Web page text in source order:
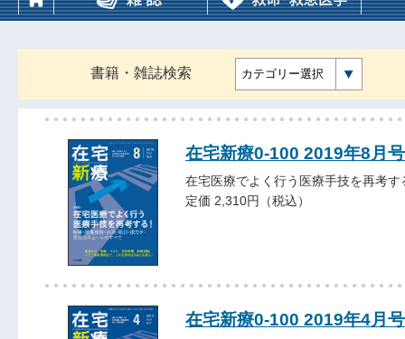
書籍・雑誌検索 カテゴリー選択
在宅新療0-100 2019年8月号
在宅医療でよく行う医療手技を再考す
定価 2,310円（税込）
在宅新療0-100 2019年4月号